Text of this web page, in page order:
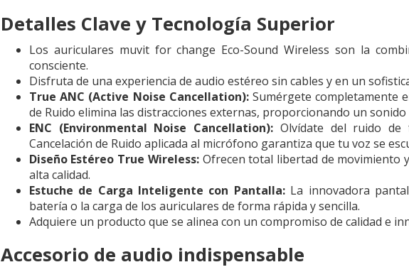
Detalles Clave y Tecnología Superior
Los auriculares muvit for change Eco-Sound Wireless son la
consciente.
Disfruta de una experiencia de audio estéreo sin cables y en un
True ANC (Active Noise Cancellation):Sumérgete completamente
de Ruido elimina las distracciones externas, proporcionando un
ENC (Environmental Noise Cancellation): Olvídate del ruido de
Cancelación de Ruido aplicada al micrófono garantiza que tu voz se
Diseño Estéreo True Wireless:Ofrecen total libertad de movimiento
alta calidad.
Estuche de Carga Inteligente con Pantalla:La innovadora
batería o la carga de los auriculares de forma rápida y sencilla.
Adquiere un producto que se alinea con un compromiso de calidad e
Accesorio de audio indispensable